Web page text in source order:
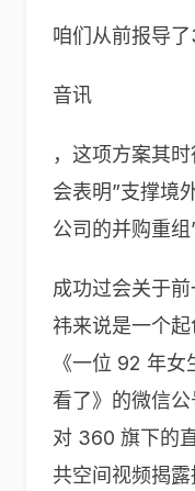
咱们从前报导
音讯
，这项方案其
会表明”支撑境
公司的并购重组”
成功过会关于
祎来说是一个
《一位 92 年
看了》的微信
对 360 旗下的
共空间视频揭